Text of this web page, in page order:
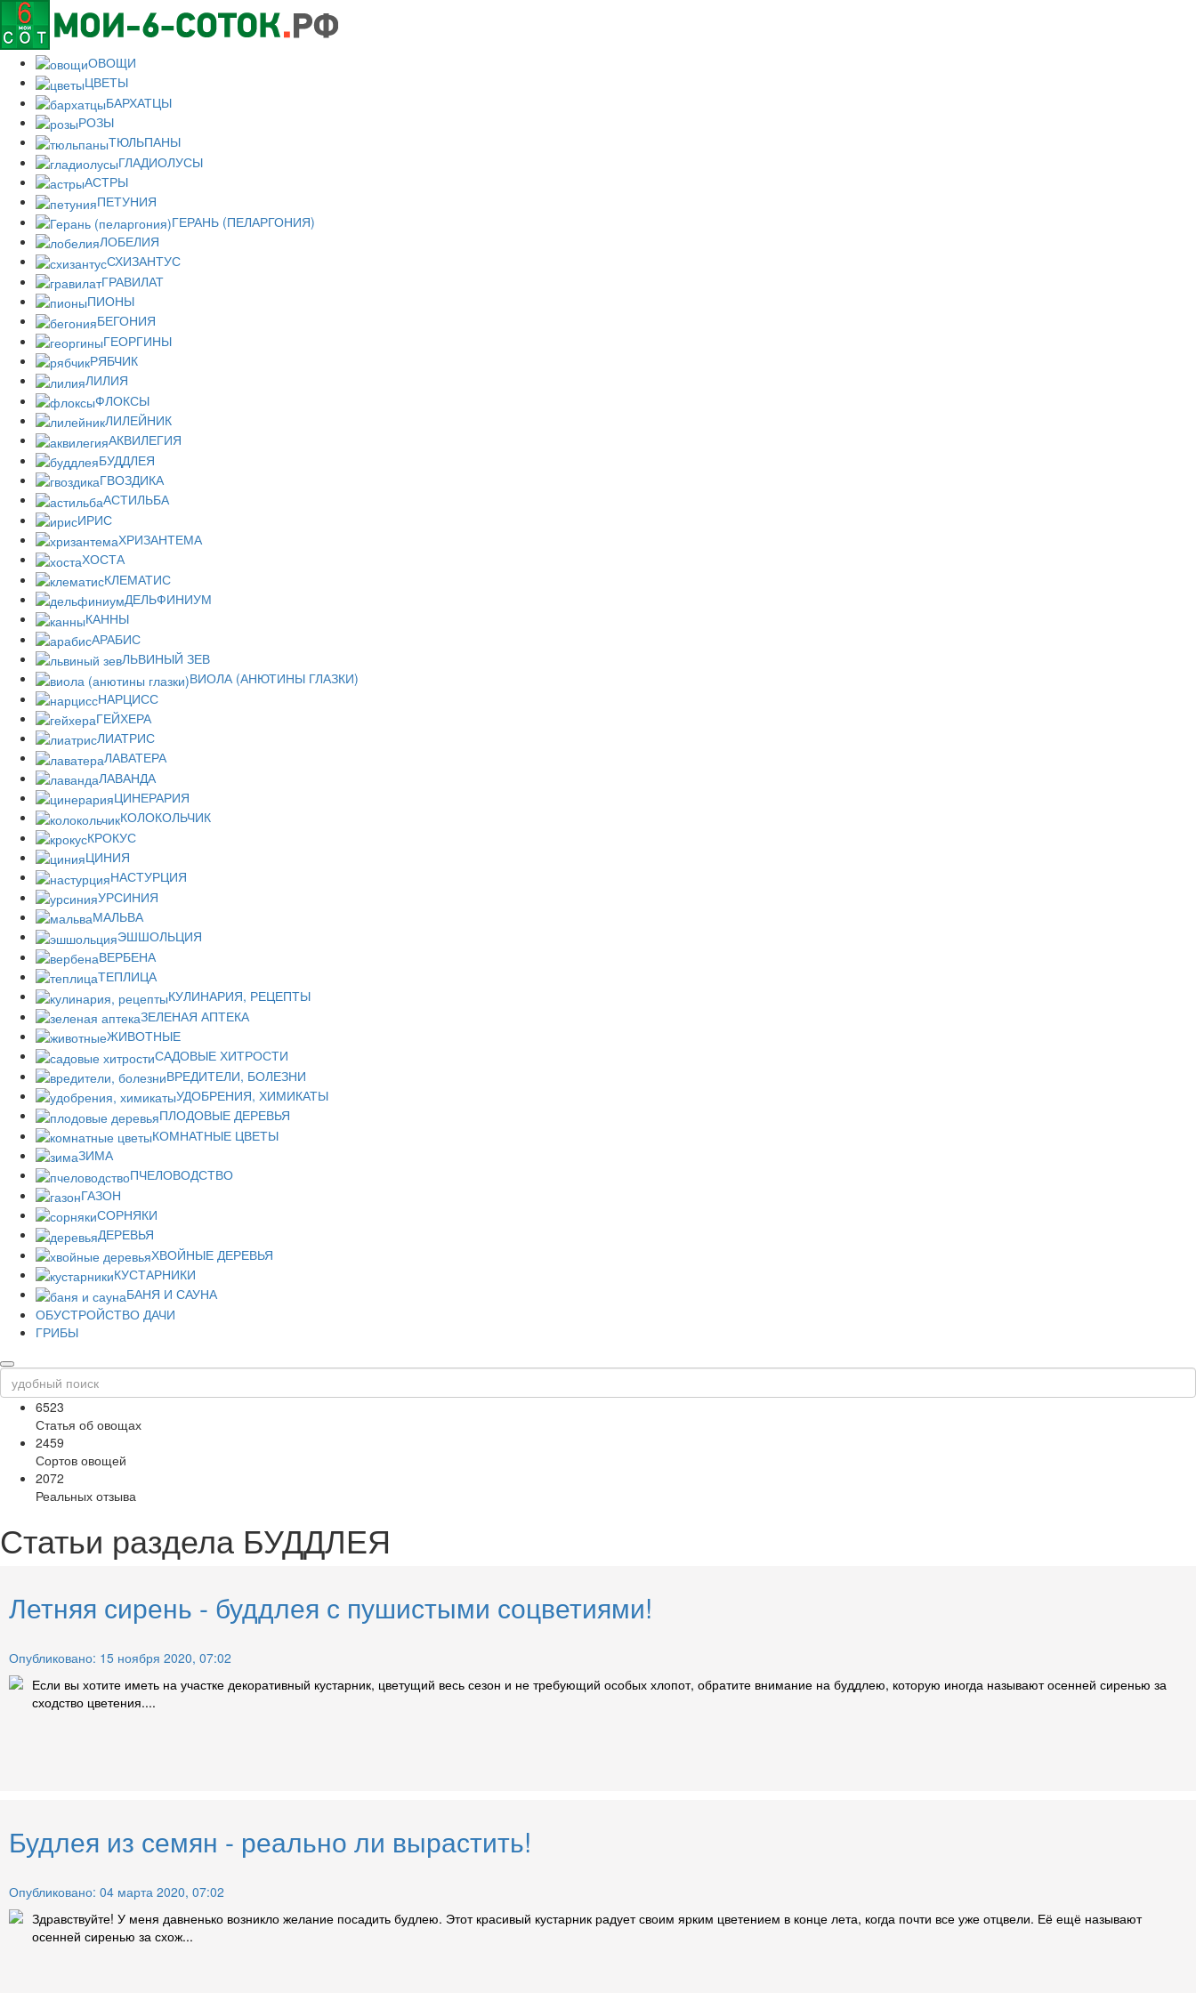
ОВОЩИ
ЦВЕТЫ
БАРХАТЦЫ
РОЗЫ
ТЮЛЬПАНЫ
ГЛАДИОЛУСЫ
АСТРЫ
ПЕТУНИЯ
ГЕРАНЬ (ПЕЛАРГОНИЯ)
ЛОБЕЛИЯ
СХИЗАНТУС
ГРАВИЛАТ
ПИОНЫ
БЕГОНИЯ
ГЕОРГИНЫ
РЯБЧИК
ЛИЛИЯ
ФЛОКСЫ
ЛИЛЕЙНИК
АКВИЛЕГИЯ
БУДДЛЕЯ
ГВОЗДИКА
АСТИЛЬБА
ИРИС
ХРИЗАНТЕМА
ХОСТА
КЛЕМАТИС
ДЕЛЬФИНИУМ
КАННЫ
АРАБИС
ЛЬВИНЫЙ ЗЕВ
ВИОЛА (АНЮТИНЫ ГЛАЗКИ)
НАРЦИСС
ГЕЙХЕРА
ЛИАТРИС
ЛАВАТЕРА
ЛАВАНДА
ЦИНЕРАРИЯ
КОЛОКОЛЬЧИК
КРОКУС
ЦИНИЯ
НАСТУРЦИЯ
УРСИНИЯ
МАЛЬВА
ЭШШОЛЬЦИЯ
ВЕРБЕНА
ТЕПЛИЦА
КУЛИНАРИЯ, РЕЦЕПТЫ
ЗЕЛЕНАЯ АПТЕКА
ЖИВОТНЫЕ
САДОВЫЕ ХИТРОСТИ
ВРЕДИТЕЛИ, БОЛЕЗНИ
УДОБРЕНИЯ, ХИМИКАТЫ
ПЛОДОВЫЕ ДЕРЕВЬЯ
КОМНАТНЫЕ ЦВЕТЫ
ЗИМА
ПЧЕЛОВОДСТВО
ГАЗОН
СОРНЯКИ
ДЕРЕВЬЯ
ХВОЙНЫЕ ДЕРЕВЬЯ
КУСТАРНИКИ
БАНЯ И САУНА
ОБУСТРОЙСТВО ДАЧИ
ГРИБЫ
6523
Статья об овощах
2459
Сортов овощей
2072
Реальных отзыва
Статьи раздела БУДДЛЕЯ
Летняя сирень - буддлея с пушистыми соцветиями!
Опубликовано: 15 ноября 2020, 07:02
Если вы хотите иметь на участке декоративный кустарник, цветущий весь сезон и не требующий особых хлопот, обратите внимание на буддлею, которую иногда называют осенней сиренью за
сходство цветения....
Будлея из семян - реально ли вырастить!
Опубликовано: 04 марта 2020, 07:02
Здравствуйте! У меня давненько возникло желание посадить будлею. Этот красивый кустарник радует своим ярким цветением в конце лета, когда почти все уже отцвели. Её ещё называют
осенней сиренью за схож...